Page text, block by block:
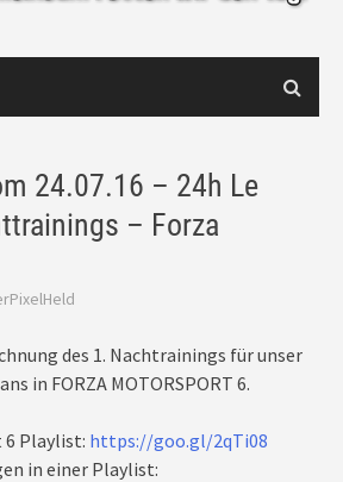
24.07.16 – 24h Le
– Forza
des 1. Nachtrainings für unser
in FORZA MOTORSPORT 6.
Playlist: https://goo.gl/2qTi08
in einer Playlist: